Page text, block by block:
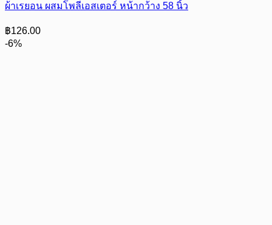
ผ้าเรยอน ผสมโพลีเอสเตอร์ หน้ากว้าง 58 นิ้ว
฿126.00
-6%